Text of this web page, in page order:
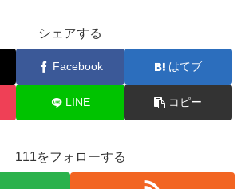
シェアする
Facebook はてブ
LINE コピー
111をフォローする